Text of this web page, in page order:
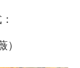
13岁女儿合跳